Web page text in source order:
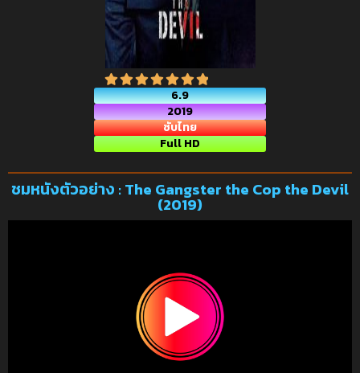
6.9
2019
ซับไทย
Full HD
ชมหนังตัวอย่าง : The Gangster the Cop the Devil
(2019)